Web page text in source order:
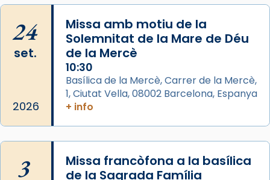
📸 Dr. G. Simón
Photo
View on Facebook ·
Arquebisbat de Barcelona
Memòria de les santes Juliana i
Semproniana, verges i màrtirs.
Acompanyant la història de sant Cugat, a
24
set.
2026
Missa amb motiu de la
Solemnitat de la Mare de Déu
de la Mercè
10:30
Basílica de la Mercè, Carrer de la Mercè,
1, Ciutat Vella, 08002 Barcelona, Espanya
+ info
3
Missa francòfona a la basílica
de la Sagrada Família